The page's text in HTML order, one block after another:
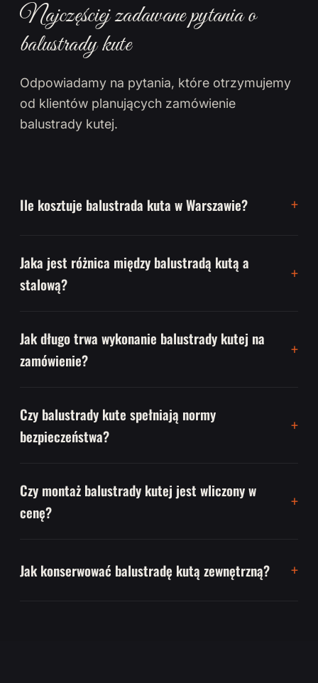
Najczęściej zadawane pytania o
balustrady kute
Odpowiadamy na pytania, które otrzymujemy
od klientów planujących zamówienie
balustrady kutej.
Ile kosztuje balustrada kuta w Warszawie?
Jaka jest różnica między balustradą kutą a
stalową?
Jak długo trwa wykonanie balustrady kutej na
zamówienie?
Czy balustrady kute spełniają normy
bezpieczeństwa?
Czy montaż balustrady kutej jest wliczony w
cenę?
Jak konserwować balustradę kutą zewnętrzną?